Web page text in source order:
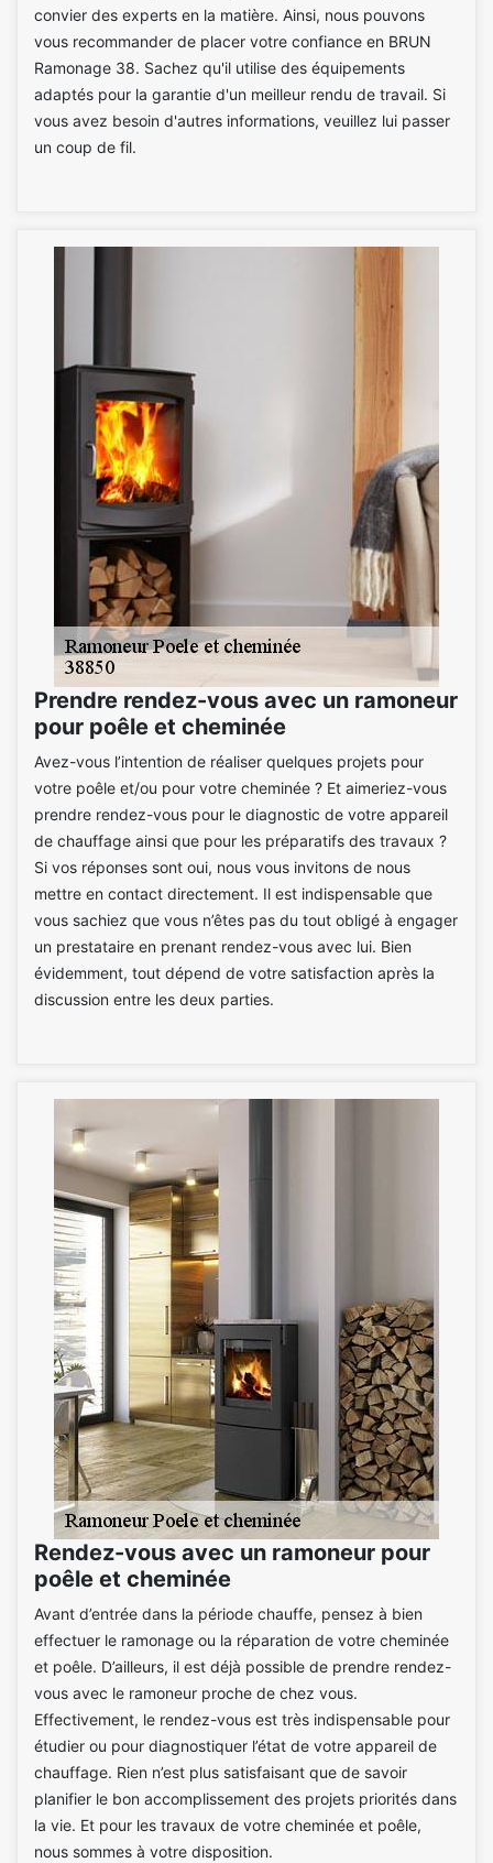
convier des experts en la matière. Ainsi, nous pouvons
vous recommander de placer votre confiance en BRUN
Ramonage 38. Sachez qu'il utilise des équipements
adaptés pour la garantie d'un meilleur rendu de travail. Si
vous avez besoin d'autres informations, veuillez lui passer
un coup de fil.
Prendre rendez-vous avec un ramoneur
pour poêle et cheminée
Avez-vous l’intention de réaliser quelques projets pour
votre poêle et/ou pour votre cheminée ? Et aimeriez-vous
prendre rendez-vous pour le diagnostic de votre appareil
de chauffage ainsi que pour les préparatifs des travaux ?
Si vos réponses sont oui, nous vous invitons de nous
mettre en contact directement. Il est indispensable que
vous sachiez que vous n’êtes pas du tout obligé à engager
un prestataire en prenant rendez-vous avec lui. Bien
évidemment, tout dépend de votre satisfaction après la
discussion entre les deux parties.
Rendez-vous avec un ramoneur pour
poêle et cheminée
Avant d’entrée dans la période chauffe, pensez à bien
effectuer le ramonage ou la réparation de votre cheminée
et poêle. D’ailleurs, il est déjà possible de prendre rendez-
vous avec le ramoneur proche de chez vous.
Effectivement, le rendez-vous est très indispensable pour
étudier ou pour diagnostiquer l’état de votre appareil de
chauffage. Rien n’est plus satisfaisant que de savoir
planifier le bon accomplissement des projets priorités dans
la vie. Et pour les travaux de votre cheminée et poêle,
nous sommes à votre disposition.